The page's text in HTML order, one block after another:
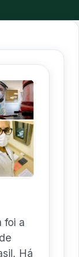
foi a
Há